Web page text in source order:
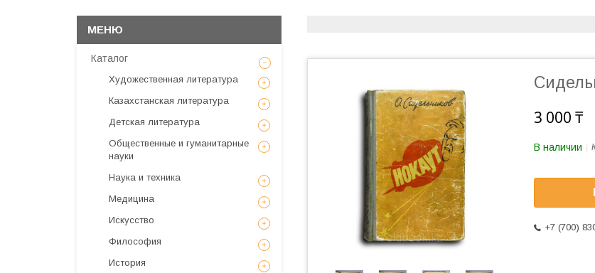
3 000 ₸
В наличии
+7 (700)
Каталог
Художественная литература
Казахстанская литература
Детская литература
Общественные и гуманитарные
науки
Наука и техника
Медицина
Искусствo
Философия
История